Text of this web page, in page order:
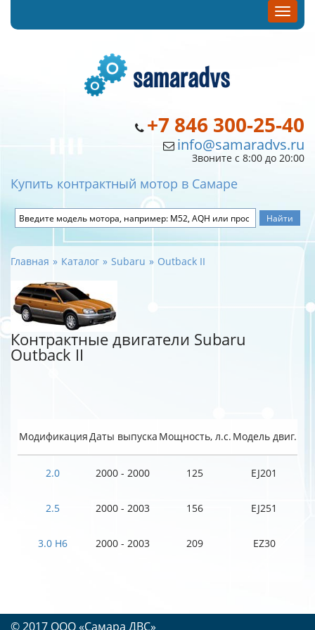
+7 846 300-25-40
info@samaradvs.ru
Звоните с 8:00 до 20:00
Купить контрактный мотор в Самаре
Главная Каталог Subaru Outback II
Контрактные двигатели Subaru
Outback II
МодификацияДаты выпуска Мощность, л.с. Модель двиг.
2.0 2000 - 2000 125 EJ201
2.5 2000 - 2003 156 EJ251
3.0 H6 2000 - 2003 209 EZ30
© 2017 OOO «Самара ДВС»